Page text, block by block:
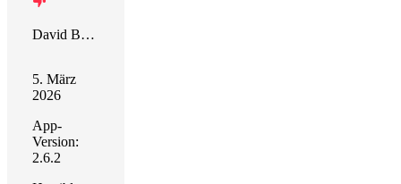
David Barrick
5. März
2026
App-
Version:
2.6.2